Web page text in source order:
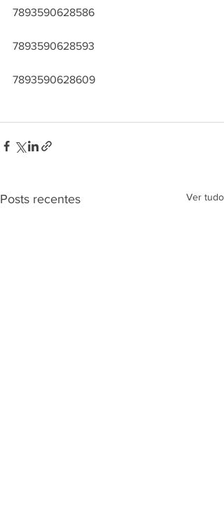
7893590628586
7893590628593
7893590628609
Posts recentes Ver tudo